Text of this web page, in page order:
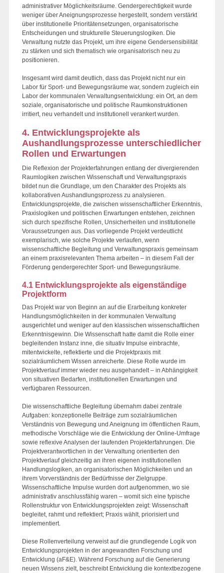
administrativer Möglichkeitsräume. Gendergerechtigkeit wurde
weniger über Aneignungsprozesse hergestellt, sondern verstärkt
über institutionelle Prioritätensetzungen, organisatorische
Entscheidungen und strukturelle Steuerungslogiken. Die
Verwaltung nutzte das Projekt, um ihre eigene Gendersensibilität
zu stärken und sich thematisch wie organisatorisch neu zu
positionieren.
Insgesamt wird damit deutlich, dass das Projekt nicht nur ein
Labor für Sport- und Bewegungsräume war, sondern zugleich ein
Labor der kommunalen Verwaltungsentwicklung: ein Ort, an dem
soziale, organisatorische und politische Raumkonstruktionen
irritiert, neu verhandelt und institutionell verankert wurden.
4. Entwicklungsprojekte als
Aushandlungsprozesse unterschiedlicher
Rollen und Erwartungen
Die Reflexion der Projekterfahrungen entlang der divergierenden
Raumlogiken zwischen Wissenschaft und Verwaltungspraxis
bildet nun die Grundlage, um den Charakter des Projekts als
kollaborativen Aushandlungsprozess zu analysieren.
Entwicklungsprojekte, die zwischen wissenschaftlicher Erkenntnis,
Praxislogiken und politischen Erwartungen entstehen, zeichnen
sich durch spezifische Rollen, Unsicherheiten und institutionelle
Voraussetzungen aus. Das vorliegende Projekt verdeutlicht
exemplarisch, wie solche Projekte verlaufen, wenn
wissenschaftliche Begleitung und Verwaltungspraxis gemeinsam
an einem praxisrelevanten Thema arbeiten – in diesem Fall der
Förderung gendergerechter Sport- und Bewegungsräume.
4.1 Entwicklungsprojekte als eigenständige
Projektform
Das Projekt war von Beginn an auf die Erarbeitung konkreter
Handlungsmöglichkeiten in der kommunalen Verwaltung
ausgerichtet und weniger auf den klassischen wissenschaftlichen
Erkenntnisgewinn. Die Wissenschaft hatte damit die Rolle einer
begleitenden Instanz inne, die situativ Impulse einbrachte,
mitentwickelte, reflektierte und die Projektpraxis mit
sozialräumlichem Wissen anreicherte. Diese Rolle wurde im
Projektverlauf immer wieder neu ausgehandelt – in Abhängigkeit
von situativen Bedarfen, institutionellen Erwartungen und
verfügbaren Ressourcen.
Die wissenschaftliche Begleitung übernahm dabei zentrale
Aufgaben: konzeptionelle Beiträge zum sozialräumlichen
Verständnis von Bewegung und Aneignung im öffentlichen Raum,
methodische Vorschläge wie die Entwicklung der Online-Umfrage
sowie reflexive Analysen der laufenden Projekterfahrungen. Die
Projektverantwortlichen in der Verwaltung orientierten den
Projektverlauf gleichzeitig an ihren eigenen institutionellen
Handlungslogiken, an organisatorischen Möglichkeiten und an
ihrem Vorverständnis der Bedürfnisse der Zielgruppe.
Wissenschaftliche Impulse wurden dort aufgenommen, wo sie
administrativ anschlussfähig waren – womit sich eine typische
Rollenstruktur von Entwicklungsprojekten zeigt: Wissenschaft
begleitet, rahmt und reflektiert; Praxis wählt, priorisiert und
implementiert.
Diese Rollenverteilung verweist auf die grundlegende Logik von
Entwicklungsprojekten in der angewandten Forschung und
Entwicklung (aF&E). Während Forschung auf die Generierung
neuen Wissens zielt, beschreibt Entwicklung die kontextbezogene